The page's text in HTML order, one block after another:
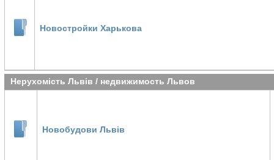
Новостройки Харькова
Нерухомість Львів / недвижимость Львов
Новобудови Львів